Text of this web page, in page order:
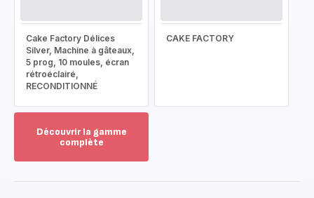
Cake Factory Délices
Silver, Machine à gâteaux,
5 prog, 10 moules, écran
rétroéclairé,
RECONDITIONNÉ
CAKE FACTORY
Découvrir la gamme
complète